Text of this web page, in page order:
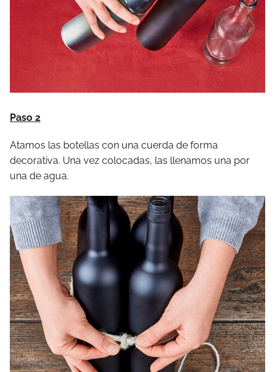
Paso 2
Atamos las botellas con una cuerda de forma
decorativa. Una vez colocadas, las llenamos una por
una de agua.